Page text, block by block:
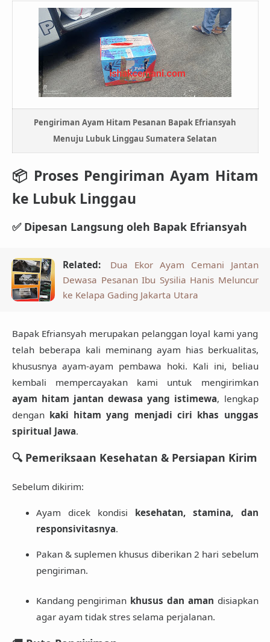
Pengiriman Ayam Hitam Pesanan Bapak Efriansyah
Menuju Lubuk Linggau Sumatera Selatan
📦 Proses Pengiriman Ayam Hitam
ke Lubuk Linggau
✅ Dipesan Langsung oleh Bapak Efriansyah
Related:
Dua Ekor Ayam Cemani Jantan
Dewasa Pesanan Ibu Sysilia Hanis Meluncur
ke Kelapa Gading Jakarta Utara
Bapak Efriansyah merupakan pelanggan loyal kami yang
telah beberapa kali meminang ayam hias berkualitas,
khususnya ayam-ayam pembawa hoki. Kali ini, beliau
kembali mempercayakan kami untuk mengirimkan
ayam hitam jantan dewasa yang istimewa, lengkap
dengan kaki hitam yang menjadi ciri khas unggas
spiritual Jawa.
🔍 Pemeriksaan Kesehatan & Persiapan Kirim
Sebelum dikirim:
Ayam dicek kondisi kesehatan, stamina, dan
responsivitasnya.
Pakan & suplemen khusus diberikan 2 hari sebelum
pengiriman.
Kandang pengiriman khusus dan aman disiapkan
agar ayam tidak stres selama perjalanan.